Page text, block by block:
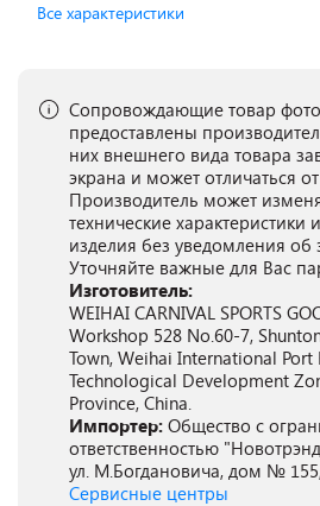
Все характеристики
Сопровождающие товар
предоставлены
них внешнего вида товара
экрана и может отличаться
Производитель может
технические
изделия без уведомления об
Уточняйте важные для Вас
Изготовитель:
WEIHAI CARNIVAL SPORTS
Workshop 528 No.60-7,
Town, Weihai International Port
Technological Development
Province, China.
Импортер: Общество с
ответственностью
ул. М.Богдановича, дом №
Сервисные центры